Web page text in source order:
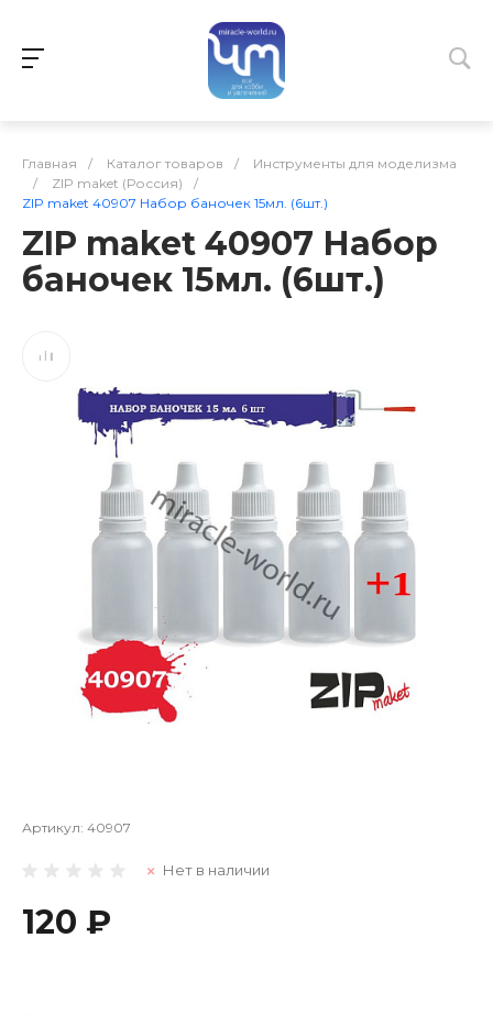
Главная / Каталог товаров /
Инструменты для моделизма
/
ZIP maket (Россия)
/
ZIP maket 40907 Набор баночек 15мл. (6шт.)
ZIP maket 40907 Набор
баночек 15мл. (6шт.)
Артикул: 40907
Нет в наличии
120 ₽